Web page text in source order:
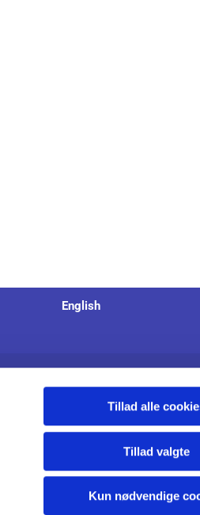
Tillad alle
Tillad valgte
Kun nødvendige
English